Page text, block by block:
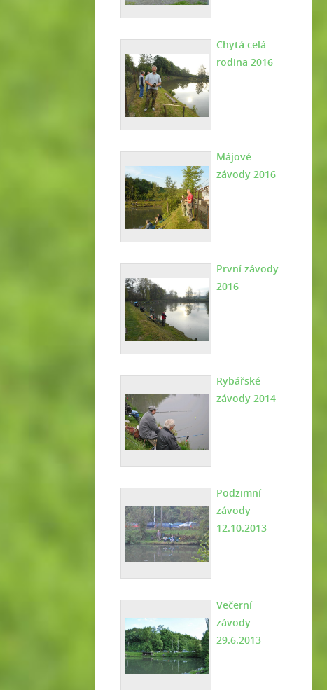
Chytá celá
rodina 2016
Májové
závody 2016
První závody
2016
Rybářské
závody 2014
Podzimní
závody
12.10.2013
Večerní
závody
29.6.2013